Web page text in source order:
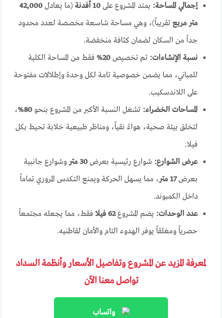
إجمالي المساحة: يمتد المشروع على10 أفدنة (ما يعادل42,000
متر مربع تقريباً)، وهي مساحة شاسعة مخصصة لعدد محدود
جداً من السكان لضمان كثافة منخفضة.
نسبة الإنشاءات: تم تخصيص20%
فقط من المساحة الكلية
للمباني، مما يضمن خصوصية تامة لكل وحدة وإطلالات مفتوحة
على اللاندسكيب.
المساحات الخضراء: تشغل النسبة الأكبر من المشروع بنحو80%
،
لتخلق بيئة صحية، هواءً نقياً، ومناظر طبيعية خلابة تحيط بكل
فيلا.
عرض الشوارع: شوارع رئيسية بعرض30 متر
وشوارع جانبية
بعرض17 متر
، مما يسهل الحركة ويمنع التكدس المروري تماماً
داخل الكمبوند.
عدد الوحدات: يضم المشروع62 فيلا
فقط، مما يجعله مجتمعاً
حصرياً ومغلقاً يوفر الهدوء التام والأمان لقاطنيه.
لمعرفة المزيد عن المشروع وتفاصيل الأسعار وأنظمة السداد
تواصل معنا الآن
واتساب